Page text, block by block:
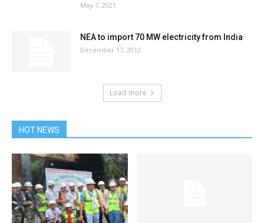
May 7, 2021
NEA to import 70 MW electricity from India
December 17, 2012
Load more
HOT NEWS